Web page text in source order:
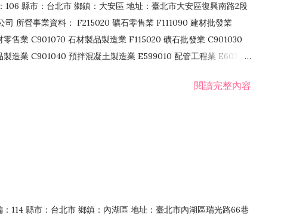
106 縣市：台北市 鄉鎮：大安區 地址：臺北市大安區復興南路2段
司 所營事業資料： F215020 礦石零售業 F111090 建材批發業
售業 C901070 石材製品製造業 F115020 礦石批發業 C901030
造業 C901040 預拌混凝土製造業 E599010 配管工程業 E603110
發業 F106020 日常用品批發業 F108031 醫療器材批發業閱讀完整內容
114 縣市：台北市 鄉鎮：內湖區 地址：臺北市內湖區瑞光路66巷